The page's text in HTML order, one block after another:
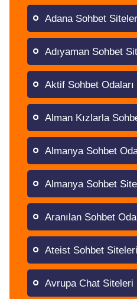
Adana Sohbet
Adıyaman Sohbet
Aktif Sohbet Odaları
Alman Kızlarla
Almanya Sohbet
Almanya Sohbet
Aranılan Sohbet
Ateist Sohbet Siteleri
Avrupa Chat Siteleri